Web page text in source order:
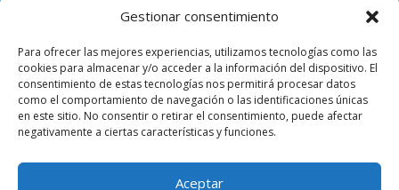
Gestionar consentimiento
Para ofrecer las mejores experiencias, utilizamos tecnologías como las
cookies para almacenar y/o acceder a la información del dispositivo. El
consentimiento de estas tecnologías nos permitirá procesar datos
como el comportamiento de navegación o las identificaciones únicas
en este sitio. No consentir o retirar el consentimiento, puede afectar
negativamente a ciertas características y funciones.
Aceptar
Monitor de Huerto Escolar
Monitor de Ajedrez